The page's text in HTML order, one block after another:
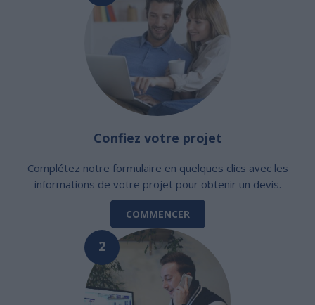
Confiez votre projet
Complétez notre formulaire en quelques clics avec les
informations de votre projet pour obtenir un devis.
COMMENCER
2